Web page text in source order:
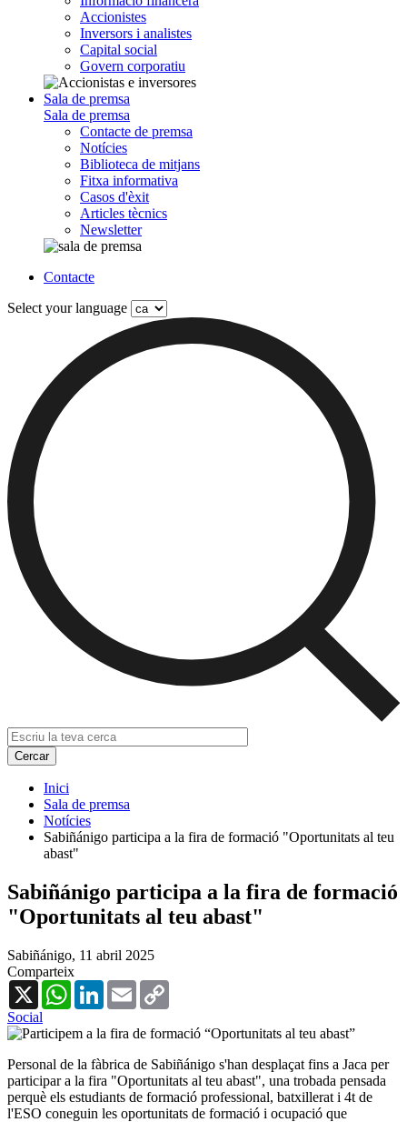
Accionistes
Inversors i analistes
Capital social
Govern corporatiu
Sala de premsa
Sala de premsa
Contacte de premsa
Notícies
Biblioteca de mitjans
Fitxa informativa
Casos d'èxit
Articles tècnics
Newsletter
Contacte
Select your language
Inici
Sala de premsa
Notícies
Sabiñánigo participa a la fira de formació "Oportunitats al teu
abast"
Sabiñánigo participa a la fira de formació
"Oportunitats al teu abast"
Sabiñánigo, 11 abril 2025
Comparteix
X
WhatsAppLinkedInEmail
Social
Personal de la fàbrica de Sabiñánigo s'han desplaçat fins a Jaca per
participar a la fira "Oportunitats al teu abast", una trobada pensada
perquè els estudiants de formació professional, batxillerat i 4t de
l'ESO coneguin les oportunitats de formació i ocupació que